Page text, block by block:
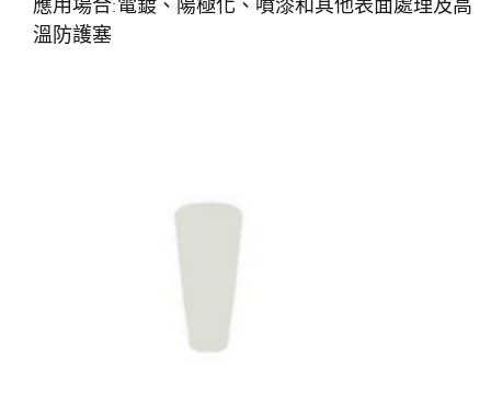
應用場合:電鍍、陽極化、噴漆和其他表面處理及高
溫防護塞